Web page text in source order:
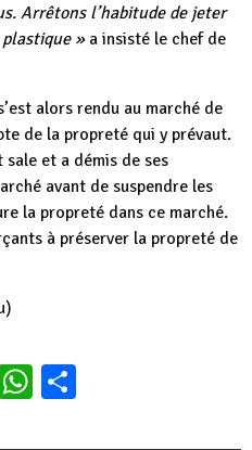
Arrêtons l’habitude de jeter
»a insisté le chef de
alors rendu au marché de
de la propreté qui y prévaut.
et a démis de ses
avant de suspendre les
la propreté dans ce marché.
à préserver la propreté de
WhatsApp